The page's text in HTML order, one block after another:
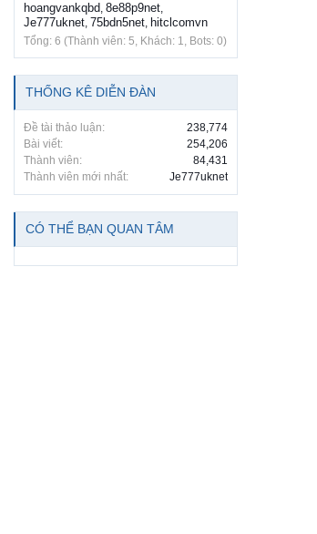
hoangvankqbd, 8e88p9net,
Je777uknet, 75bdn5net, hitclcomvn
Tổng: 6 (Thành viên: 5, Khách: 1, Bots: 0)
THỐNG KÊ DIỄN ĐÀN
Đề tài thảo luận:
238,774
Bài viết:
254,206
Thành viên:
84,431
Thành viên mới nhất:
Je777uknet
CÓ THỂ BẠN QUAN TÂM